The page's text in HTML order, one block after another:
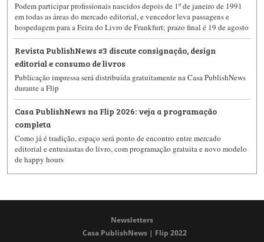
Podem participar profissionais nascidos depois de 1º de janeiro de 1991
em todas as áreas do mercado editorial, e vencedor leva passagens e
hospedagem para a Feira do Livro de Frankfurt; prazo final é 19 de agosto
Revista PublishNews #3 discute consignação, design
editorial e consumo de livros
Publicação impressa será distribuída gratuitamente na Casa PublishNews
durante a Flip
Casa PublishNews na Flip 2026: veja a programação
completa
Como já é tradição, espaço será ponto de encontro entre mercado
editorial e entusiastas do livro, com programação gratuita e novo modelo
de happy hours
Newsletters
Casa PublishNews | Flip 2022